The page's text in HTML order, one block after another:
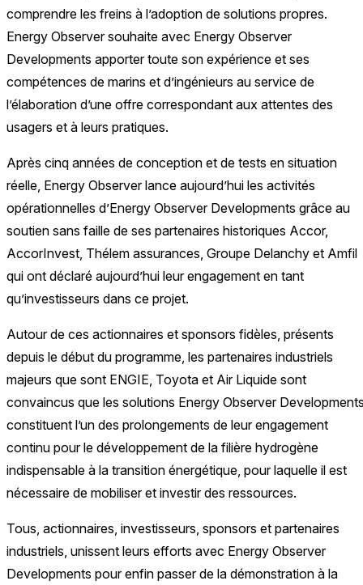
comprendre les freins à l’adoption de solutions propres.
Energy Observer souhaite avec Energy Observer
Developments apporter toute son expérience et ses
compétences de marins et d’ingénieurs au service de
l’élaboration d’une offre correspondant aux attentes des
usagers et à leurs pratiques.
Après cinq années de conception et de tests en situation
réelle, Energy Observer lance aujourd’hui les activités
opérationnelles d’Energy Observer Developments grâce au
soutien sans faille de ses partenaires historiques Accor,
AccorInvest, Thélem assurances, Groupe Delanchy et Amfil
qui ont déclaré aujourd’hui leur engagement en tant
qu’investisseurs dans ce projet.
Autour de ces actionnaires et sponsors fidèles, présents
depuis le début du programme, les partenaires industriels
majeurs que sont ENGIE, Toyota et Air Liquide sont
convaincus que les solutions Energy Observer
constituent l’un des prolongements de leur engagement
continu pour le développement de la filière hydrogène
indispensable à la transition énergétique, pour laquelle il est
nécessaire de mobiliser et investir des ressources.
Tous, actionnaires, investisseurs, sponsors et partenaires
industriels, unissent leurs efforts avec Energy Observer
Developments pour enfin passer de la démonstration à la